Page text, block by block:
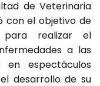
de Veterinaria
con el objetivo de
para realizar el
a las
espectáculos
desarrollo de su